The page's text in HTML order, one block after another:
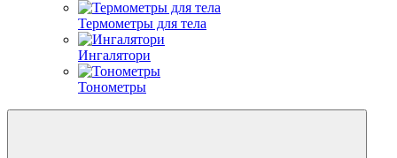
Термометры для тела
Ингалятори
Тонометры